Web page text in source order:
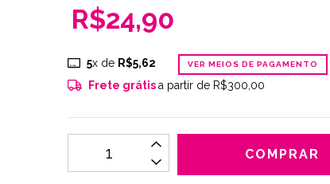
R$24,90
5x de R$5,62 VER MEIOS DE PAGAMENTO
Frete grátisa partir de R$300,00